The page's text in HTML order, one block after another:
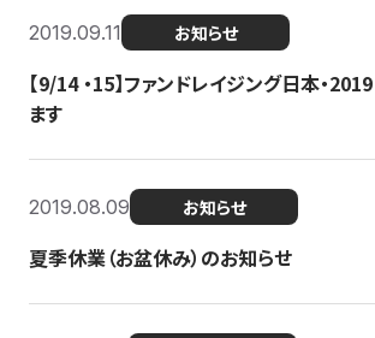
2019.09.11 お知らせ
【9/14 ・15】ファンドレイジング日本・
ます
2019.08.09 お知らせ
夏季休業（お盆休み）のお知らせ